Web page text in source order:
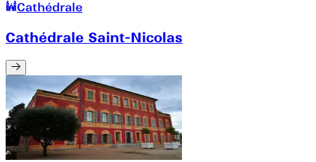
Cathédrale
Cathédrale Saint-Nicolas